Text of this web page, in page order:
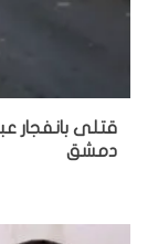
قتلى بانفجار
دمشق